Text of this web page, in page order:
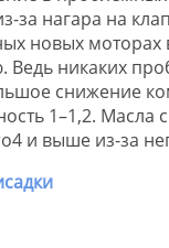
за нагара на
новых моторах
никаких
снижение
1–1,2.
и выше из-за